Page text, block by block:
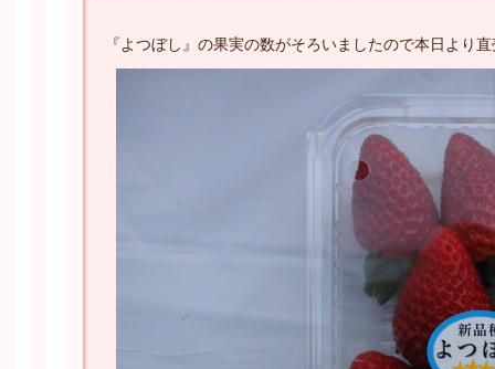
『よつぼし』の果実の数がそろいましたので本日より